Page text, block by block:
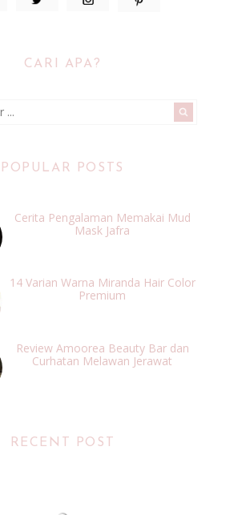
CARI APA?
POPULAR POSTS
Cerita Pengalaman Memakai Mud
Mask Jafra
14 Varian Warna Miranda Hair Color
Premium
Review Amoorea Beauty Bar dan
Curhatan Melawan Jerawat
RECENT POST